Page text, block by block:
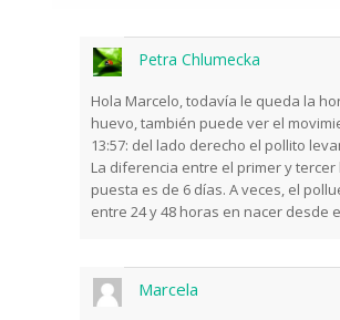
Petra Chlumecka
Hola Marcelo, todavía le queda la
huevo, también puede ver el
13:57: del lado derecho el pollito
La diferencia entre el primer y tercer
puesta es de 6 días. A veces, el
entre 24 y 48 horas en nacer desde
Marcela